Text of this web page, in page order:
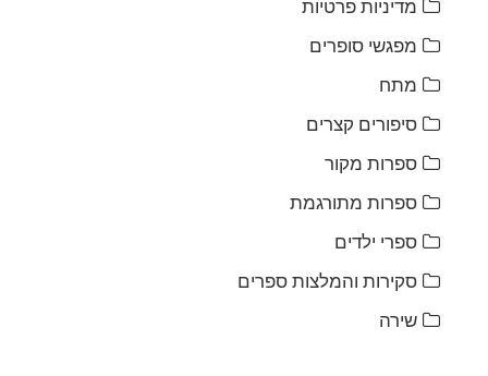
מדיניות פרטיות
מפגשי סופרים
מתח
סיפורים קצרים
ספרות מקור
ספרות מתורגמת
ספרי ילדים
סקירות והמלצות ספרים
שירה